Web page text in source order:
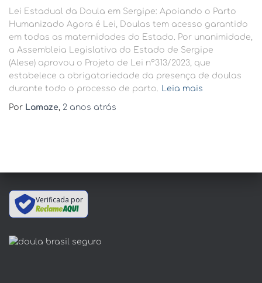
Lei Estadual da Doula em Sergipe: Apoiando o Parto
Humanizado Agora é Lei, Doulas tem acesso garantido
em todas as maternidades do Estado. Por unanimidade,
a Assembleia Legislativa do Estado de Sergipe
(Alese) aprovou o Projeto de Lei n°313/2023, que
estabelece a obrigatoriedade da presença de doulas
durante todo o processo de parto. Leia mais
Por Lamaze, 2 anos atrás
Verificada por